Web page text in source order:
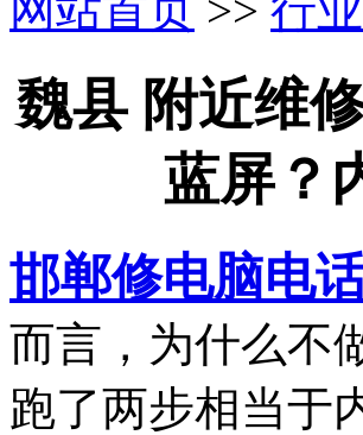
魏县 附近维
蓝屏？
邯郸修电脑电
而言，为什么不
跑了两步相当于